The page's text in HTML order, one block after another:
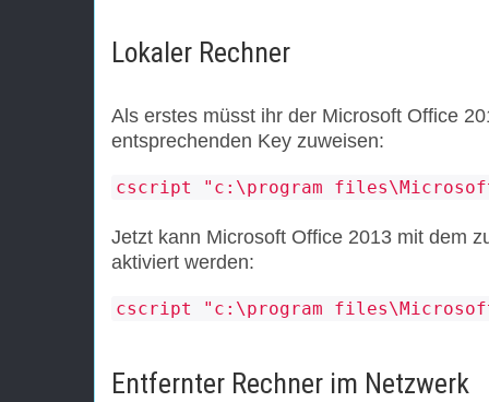
Lokaler Rechner
Als erstes müsst ihr der Microsoft Office
entsprechenden Key zuweisen:
cscript "c:\program
Jetzt kann Microsoft Office 2013 mit dem
aktiviert werden:
cscript "c:\program
Entfernter Rechner im Netzwerk